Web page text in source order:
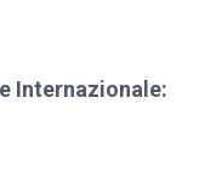
Internazionale: